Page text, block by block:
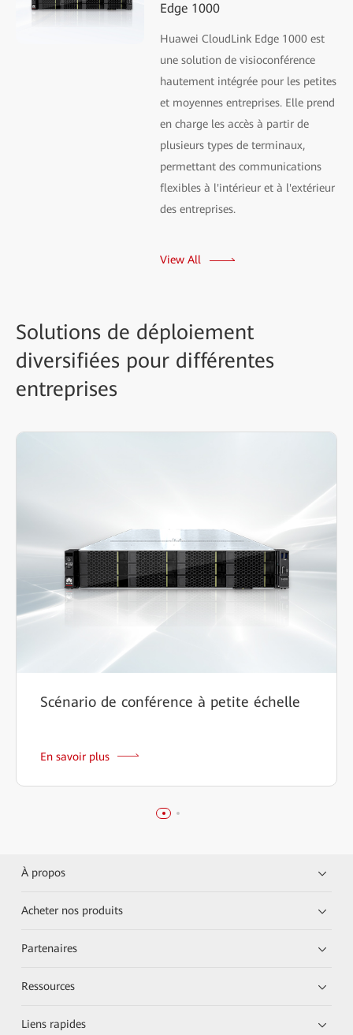
Edge 1000
Huawei CloudLink Edge 1000 est
une solution de visioconférence
hautement intégrée pour les petites
et moyennes entreprises. Elle prend
en charge les accès à partir de
plusieurs types de terminaux,
permettant des communications
flexibles à l'intérieur et à l'extérieur
des entreprises.
View All
Solutions de déploiement
diversifiées pour différentes
entreprises
Scénario de conférence à petite échelle
En savoir plus
À propos
Acheter nos produits
Partenaires
Ressources
Liens rapides